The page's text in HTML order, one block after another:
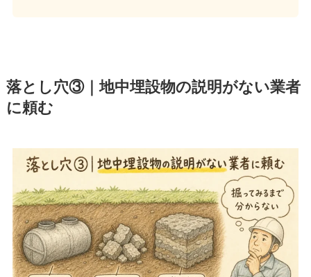
落とし穴③｜地中埋設物の説明がない業者
に頼む